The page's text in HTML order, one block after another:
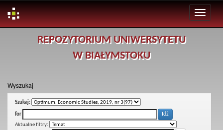
REPOZYTORIUM UNIWERSYTETU
W BIAŁYMSTOKU
Wyszukaj
Szukaj:
for
Aktualne filtry: